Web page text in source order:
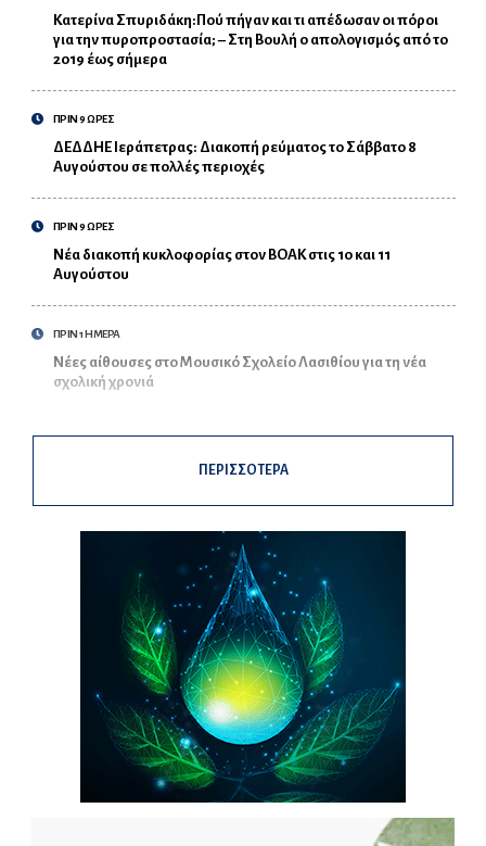
Κατερίνα Σπυριδάκη:Πού πήγαν και τι απέδωσαν οι πόροι
για την πυροπροστασία; – Στη Βουλή ο απολογισμός από το
2019 έως σήμερα
ΠΡΙΝ 9 ΩΡΕΣ
ΔΕΔΔΗΕ Ιεράπετρας: Διακοπή ρεύματος το Σάββατο 8
Αυγούστου σε πολλές περιοχές
ΠΡΙΝ 9 ΩΡΕΣ
Νέα διακοπή κυκλοφορίας στον ΒΟΑΚ στις 10 και 11
Αυγούστου
ΠΡΙΝ 1 ΗΜΕΡΑ
Νέες αίθουσες στο Μουσικό Σχολείο Λασιθίου για τη νέα
σχολική χρονιά
ΠΕΡΙΣΣΟΤΕΡΑ